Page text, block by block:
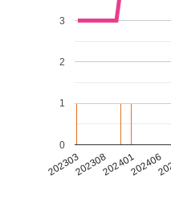
202303202308202401202406
0
1
2
3